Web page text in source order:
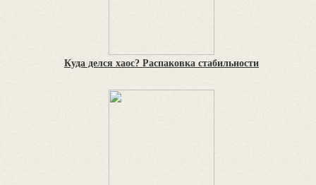
Куда делся хаос? Распаковка стабильности